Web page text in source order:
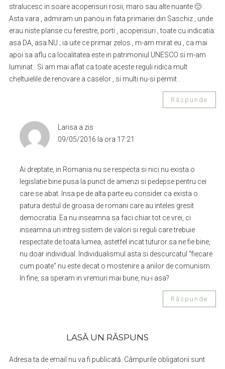
stralucesc in soare acoperisuri rosii, maro sau alte nuante 🙁 .
Asta vara , admiram un panou in fata primariei din Saschiz , unde
erau niste planse cu ferestre, porti , acoperisuri , toate cu indicatia:
asa DA, asa NU ; ia uite ce primar zelos , m-am mirat eu , ca mai
apoi sa aflu ca localitatea este in patrimoniul UNESCO si m-am
luminat . Si am mai aflat ca toate aceste reguli ridica mult
cheltuielile de renovare a caselor , si multi nu-si permit .
Răspunde
Larisa a zis
09/05/2016 la ora 17:21
Ai dreptate, in Romania nu se respecta si nici nu exista o
legislatie bine pusa la punct de amenzi si pedepse pentru cei
care se abat. Insa pe de alta parte eu consider ca exista o
patura destul de groasa de romani care au inteles gresit
democratia. Ea nu inseamna sa faci chiar tot ce vrei, ci
inseamna un intreg sistem de valori si reguli care trebuie
respectate de toata lumea, astetfel incat tuturor sa ne fie bine,
nu doar individual. Individualismul asta si descurcatul "fiecare
cum poate" nu este decat o mostenire a anilor de comunism.
In fine, sa speram in vremuri mai bune, nu-i asa?
Răspunde
LASĂ UN RĂSPUNS
Adresa ta de email nu va fi publicată. Câmpurile obligatorii sunt